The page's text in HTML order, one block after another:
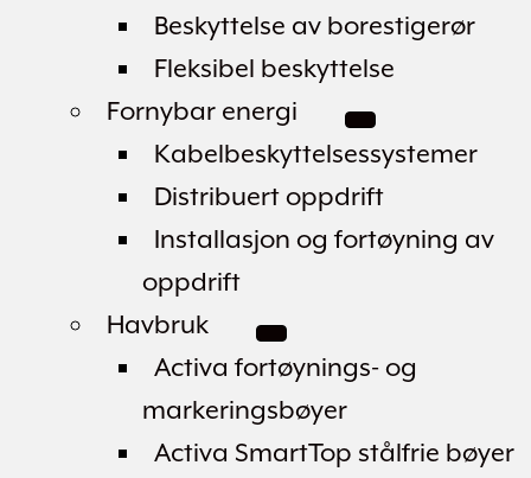
Beskyttelse av borestigerør
Fleksibel beskyttelse
Fornybar energi
Kabelbeskyttelsessystemer
Distribuert oppdrift
Installasjon og fortøyning av
oppdrift
Havbruk
Activa fortøynings- og
markeringsbøyer
Activa SmartTop stålfrie bøyer